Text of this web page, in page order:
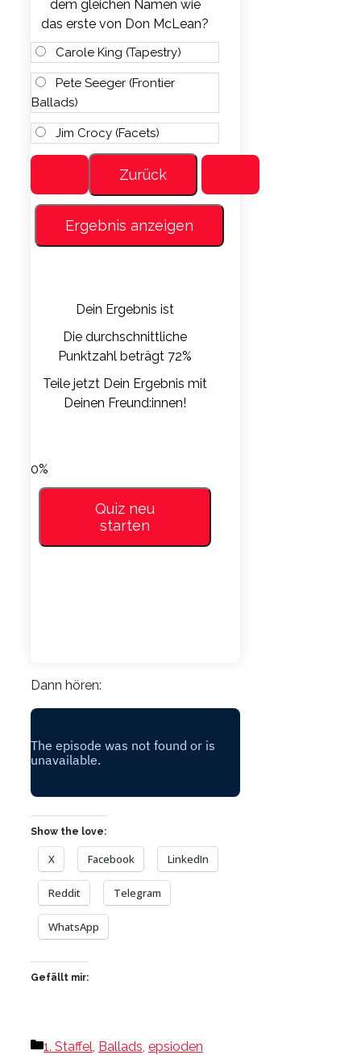
dem gleichen Namen wie
das erste von Don McLean?
Carole King (Tapestry)
Pete Seeger (Frontier
Ballads)
Jim Crocy (Facets)
Dein Ergebnis ist
Die durchschnittliche
Punktzahl beträgt 72%
Teile jetzt Dein Ergebnis mit
Deinen Freund:innen!
0%
Quiz neu
starten
Dann hören:
Show the love:
X Facebook LinkedIn
Reddit Telegram
WhatsApp
Gefällt mir:
Kategorien
1. Staffel Ballads epsioden